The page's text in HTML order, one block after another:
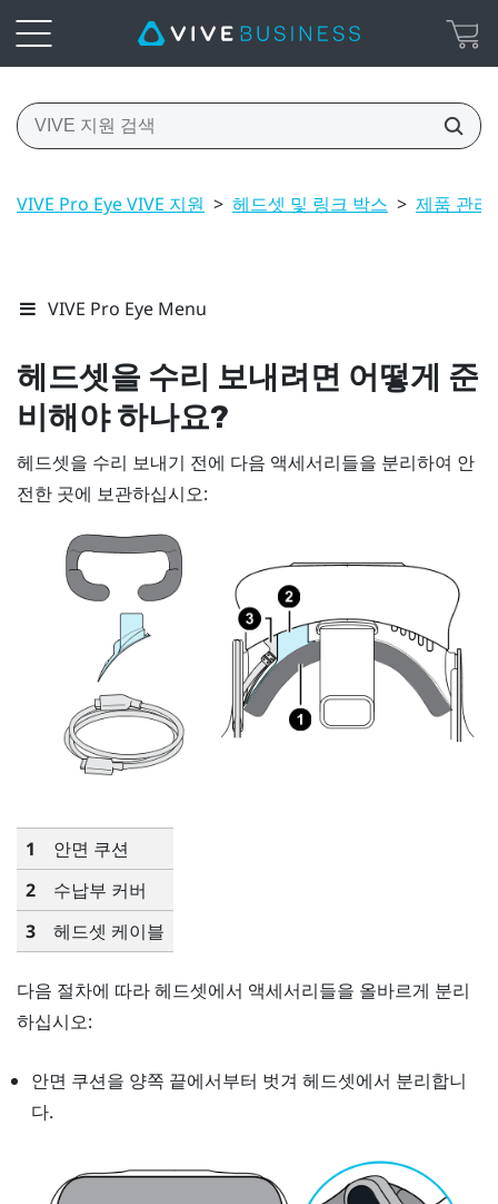
VIVE Pro Eye VIVE 지원 > 헤드셋 및 링크 박스 > 제품 관리
VIVE Pro Eye Menu
헤드셋을 수리 보내려면 어떻게 준
비해야 하나요?
헤드셋을 수리 보내기 전에 다음 액세서리들을 분리하여 안
전한 곳에 보관하십시오:
1
안면 쿠션
2
수납부 커버
3
헤드셋 케이블
다음 절차에 따라 헤드셋에서 액세서리들을 올바르게 분리
하십시오:
안면 쿠션을 양쪽 끝에서부터 벗겨 헤드셋에서 분리합니
다.